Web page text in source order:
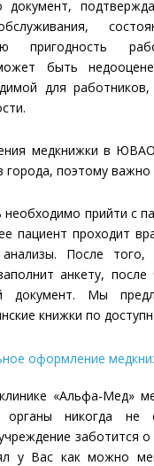
пригодность
быть
для
медкнижки в
города, поэтому важно
прийти с
пациент проходит
После того,
анкету,
документ. Мы
книжки по
оформление
«Альфа-Мед»
органы никогда не
заботится
у Вас как можно